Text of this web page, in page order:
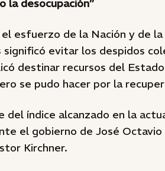
la desocupación”
esfuerzo de la Nación y de
significó evitar los despidos
destinar recursos del
se pudo hacer por la
del índice alcanzado en la
el gobierno de José
Kirchner.